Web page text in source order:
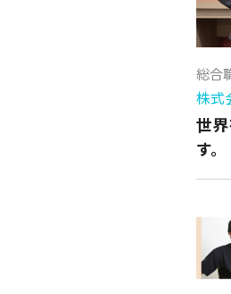
総合
株式
世
す。